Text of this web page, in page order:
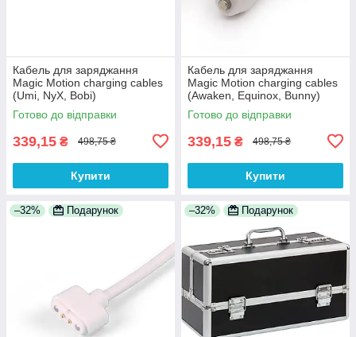
Кабель для заряджання
Magic Motion charging cables
(Umi, NyX, Bobi)
Готово до відправки
339,15 ₴ 498,75 ₴
Купити
Кабель для заряджання
Magic Motion charging cables
(Awaken, Equinox, Bunny)
Готово до відправки
339,15 ₴ 498,75 ₴
Купити
–32% Подарунок –32% Подарунок